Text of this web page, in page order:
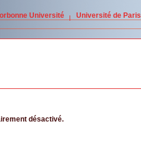
Université Université de Paris
désactivé.